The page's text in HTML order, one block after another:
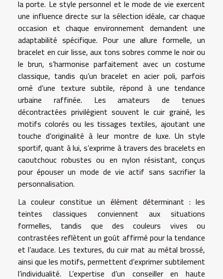
la porte. Le style personnel et le mode de vie exercent
une influence directe sur la sélection idéale, car chaque
occasion et chaque environnement demandent une
adaptabilité spécifique. Pour une allure formelle, un
bracelet en cuir lisse, aux tons sobres comme le noir ou
le brun, s’harmonise parfaitement avec un costume
classique, tandis qu’un bracelet en acier poli, parfois
orné d’une texture subtile, répond à une tendance
urbaine raffinée. Les amateurs de tenues
décontractées privilégient souvent le cuir grainé, les
motifs colorés ou les tissages textiles, ajoutant une
touche d’originalité à leur montre de luxe. Un style
sportif, quant à lui, s’exprime à travers des bracelets en
caoutchouc robustes ou en nylon résistant, conçus
pour épouser un mode de vie actif sans sacrifier la
personnalisation.
La couleur constitue un élément déterminant : les
teintes classiques conviennent aux situations
formelles, tandis que des couleurs vives ou
contrastées reflètent un goût affirmé pour la tendance
et l’audace. Les textures, du cuir mat au métal brossé,
ainsi que les motifs, permettent d’exprimer subtilement
l’individualité. L’expertise d’un conseiller en haute